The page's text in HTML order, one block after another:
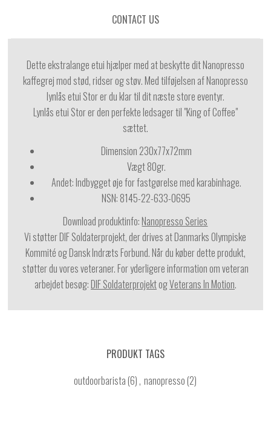
CONTACT US
Dette ekstralange etui hjælper med at beskytte dit Nanopresso
kaffegrej mod stød, ridser og støv. Med tilføjelsen af ​​Nanopresso
lynlås etui Stor er du klar til dit næste store eventyr.
Lynlås etui Stor er den perfekte ledsager til "King of Coffee"
sættet.
Dimension 230x77x72mm
Vægt 80gr.
Andet: Indbygget øje for fastgørelse med karabinhage.
NSN: 8145-22-633-0695
Download produktinfo:Nanopresso Series
Vi støtter DIF Soldaterprojekt, der drives at Danmarks Olympiske
Kommité og Dansk Indræts Forbund. Når du køber dette produkt,
støtter du vores veteraner. For yderligere information om veteran
arbejdet besøg:DIF SoldaterprojektogVeterans In Motion.
PRODUKT TAGS
outdoorbarista(6), nanopresso(2)